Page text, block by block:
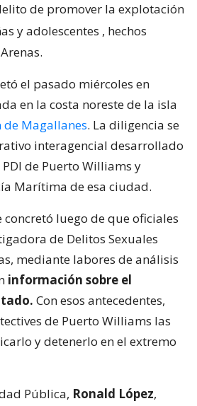
de promover la explotación
y adolescentes , hechos
el pasado miércoles en
en la costa noreste de la isla
de Magallanes. La diligencia se
interagencial desarrollado
de Puerto Williams y
Marítima de esa ciudad.
luego de que oficiales
de Delitos Sexuales
mediante labores de análisis
información sobre el
Con esos antecedentes,
de Puerto Williams las
y detenerlo en el extremo
Pública, Ronald López,